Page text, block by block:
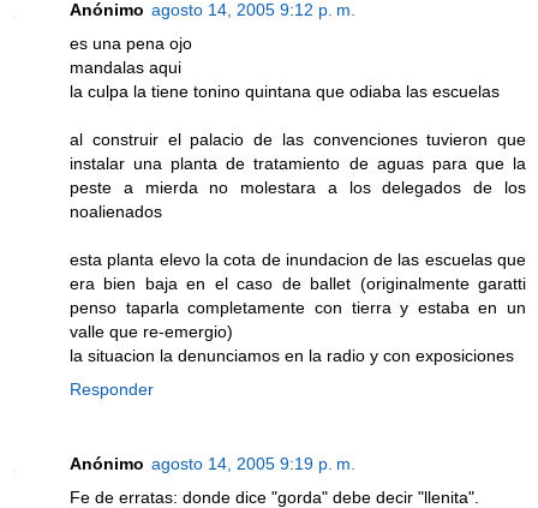
Anónimo agosto 14, 2005 9:12 p. m.
es una pena ojo
mandalas aqui
la culpa la tiene tonino quintana que odiaba las escuelas
al construir el palacio de las convenciones tuvieron que
instalar una planta de tratamiento de aguas para que la
peste a mierda no molestara a los delegados de los
noalienados
esta planta elevo la cota de inundacion de las escuelas que
era bien baja en el caso de ballet (originalmente garatti
penso taparla completamente con tierra y estaba en un
valle que re-emergio)
la situacion la denunciamos en la radio y con exposiciones
Responder
Anónimo agosto 14, 2005 9:19 p. m.
Fe de erratas: donde dice "gorda" debe decir "llenita".